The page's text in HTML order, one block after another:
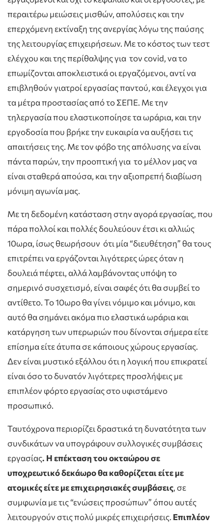
περαιτέρω μειώσεις μισθών, απολύσεις και την
επερχόμενη εκτίναξη της ανεργίας λόγω της παύσης
της λειτουργίας επιχειρήσεων. Με το κόστος των τεστ
ελέγχου και της περίθαλψης για τον covid, να το
επωμίζονται αποκλειστικά οι εργαζόμενοι, αντί να
επιβληθούν γιατροί εργασίας παντού, και έλεγχοι για
τα μέτρα προστασίας από το ΣΕΠΕ. Με την
τηλεργασία που ελαστικοποίησε τα ωράρια, και την
εργοδοσία που βρήκε την ευκαιρία να αυξήσει τις
απαιτήσεις της. Με τον φόβο της απόλυσης να είναι
πάντα παρών, την προοπτική για το μέλλον μας να
είναι σταθερά απούσα, και την αξιοπρεπή διαβίωση
μόνιμη αγωνία μας.
Με τη δεδομένη κατάσταση στην αγορά εργασίας, που
πάρα πολλοί και πολλές δουλεύουν έτσι κι αλλιώς
10ωρα, ίσως θεωρήσουν ότι μία “διευθέτηση” θα τους
επιτρέπει να εργάζονται λιγότερες ώρες όταν η
δουλειά πέφτει, αλλά λαμβάνοντας υπόψη το
σημερινό συσχετισμό, είναι σαφές ότι θα συμβεί το
αντίθετο. Το 10ωρο θα γίνει νόμιμο και μόνιμο, και
αυτό θα σημάνει ακόμα πιο ελαστικά ωράρια και
κατάργηση των υπερωριών που δίνονται σήμερα είτε
επίσημα είτε άτυπα σε κάποιους χώρους εργασίας.
Δεν είναι μυστικό εξάλλου ότι η λογική που επικρατεί
είναι όσο το δυνατόν λιγότερες προσλήψεις με
επιπλέον φόρτο εργασίας στο υφιστάμενο
προσωπικό.
Ταυτόχρονα περιορίζει δραστικά τη δυνατότητα των
συνδικάτων να υπογράφουν συλλογικές συμβάσεις
εργασίας. Η επέκταση του οκταώρου σε
υποχρεωτικό δεκάωρο θα καθορίζεται είτε με
ατομικές είτε με επιχειρησιακές συμβάσεις, σε
συμφωνία με τις “ενώσεις προσώπων” όπου αυτές
λειτουργούν στις πολύ μικρές επιχειρήσεις. Επιπλέον